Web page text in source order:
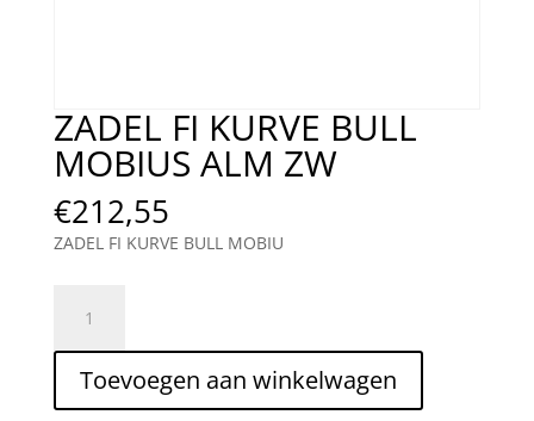
ZADEL FI KURVE BULL
MOBIUS ALM ZW
€212,55
ZADEL FI KURVE BULL MOBIU
KURVE
BULL
MOBIUS
Toevoegen aan winkelwagen